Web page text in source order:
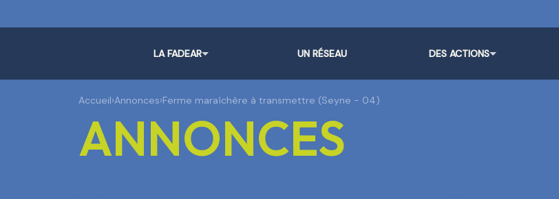
LA FADEAR UN RÉSEAU DES ACTIONS
Accueil›Annonces›Ferme maraîchère à transmettre (Seyne - 04)
ANNONCES